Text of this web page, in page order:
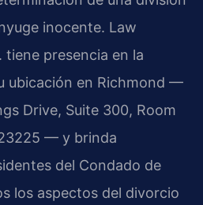
inocente. Law
tiene presencia en la
ubicación en Richmond —
Drive, Suite 300, Room
— y brinda
del Condado de
los aspectos del divorcio